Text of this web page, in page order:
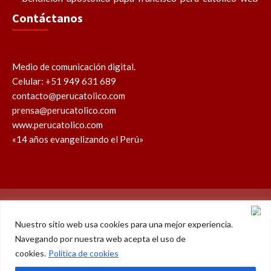
Nuestro sitio web usa cookies para una mejor experiencia.
Navegando por nuestra web acepta el uso de
cookies. Política de cookies
Contáctanos
Medio de comunicación digital.
Celular: +51 949 631 689
contacto@perucatolico.com
prensa@perucatolico.com
www.perucatolico.com
«14 años evangelizando el Perú»
Política de cookies Política de privacidad
WhatsAppFacebookYoutubeInstagram
X